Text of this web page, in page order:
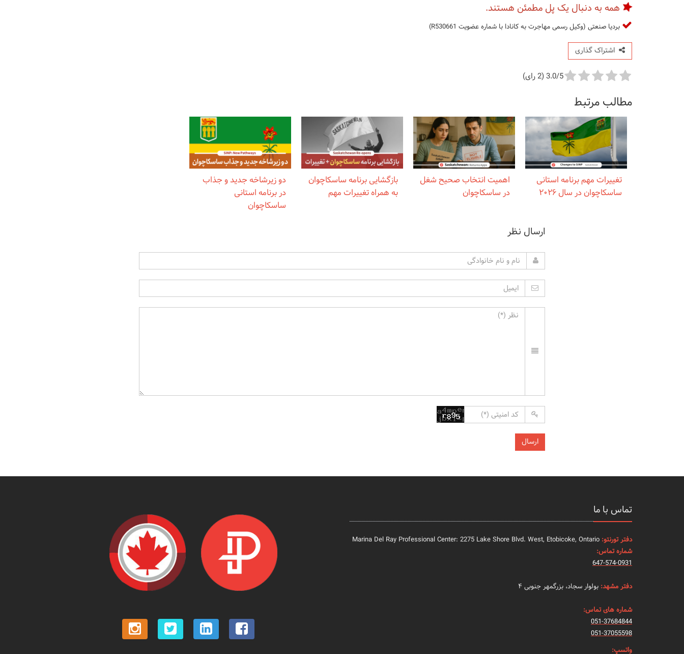
همه به دنبال یک پل مطمئن هستند.
بردیا صنعتی (وکیل رسمی مهاجرت به کانادا با شماره عضویت R530661)
اشتراک گذاری
3.0/5 (2 رای)
مطالب مرتبط
تغییرات مهم برنامه استانی
ساسکاچوان در سال ۲۰۲۶
اهمیت انتخاب صحیح شغل
در ساسکاچوان
بازگشایی برنامه ساسکاچوان
به همراه تغییرات مهم
دو زیرشاخه جدید و جذاب
در برنامه استانی
ساسکاچوان
ارسال نظر
تماس با ما
دفتر تورنتو: Marina Del Ray Professional Center: 2275 Lake Shore Blvd. West, Etobicoke, Ontario
شماره تماس:
647-574-0931
دفتر مشهد: بولوار سجاد، بزرگمهر جنوبی ۴
شماره های تماس:
051-37684844
051-37055598
واتسپ: